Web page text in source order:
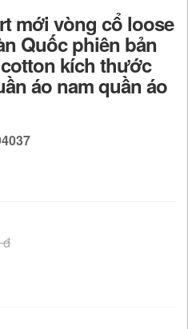
mới vòng cổ loose
Quốc phiên bản
kích thước
áo nam quần áo
đ